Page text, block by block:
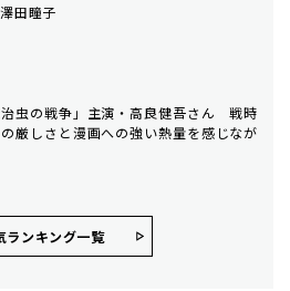
田瞳子
治虫の戦争」主演・高良健吾さん 戦時
厳しさと漫画への強い熱量を感じなが
ランキング⼀覧